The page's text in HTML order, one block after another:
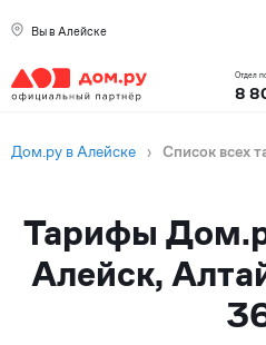
Вы в Алейске
Отдел
8
Дом.ру в Алейске › Список всех
Тарифы
Алейск,